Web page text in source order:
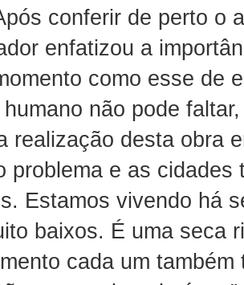
conferir de perto o
enfatizou a
como esse de
não pode
realização desta obra
problema e as cidades
Estamos vivendo há
baixos. É uma seca
cada um também